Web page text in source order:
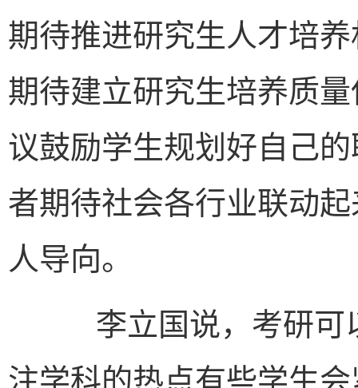
期待推进研究生人才培
期待建立研究生培养质
议鼓励学生规划好自己
者期待社会各行业联动
人导向。
李立国说，考研可
注学科的热点有些学生